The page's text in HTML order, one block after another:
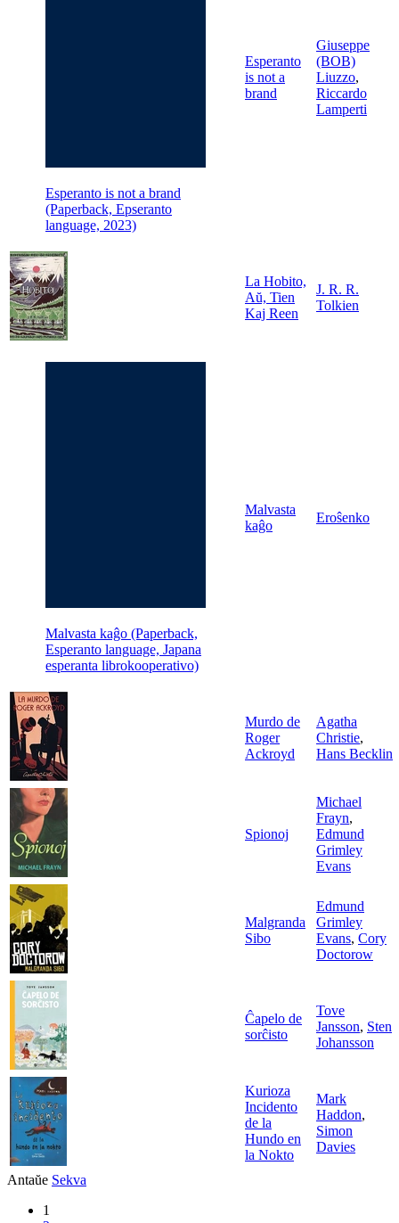
Esperanto is not a brand
(Paperback, Epseranto
language, 2023)
Esperanto
is not a
brand
Giuseppe
(BOB)
Liuzzo,
Riccardo
Lamperti
La Hobito,
Aŭ, Tien
Kaj Reen
J. R. R.
Tolkien
Malvasta kaĝo (Paperback,
Esperanto language, Japana
esperanta librokooperativo)
Malvasta
kaĝo
Eroŝenko
Murdo de
Roger
Ackroyd
Agatha
Christie,
Hans Becklin
Spionoj
Michael
Frayn,
Edmund
Grimley
Evans
Malgranda
Sibo
Edmund
Grimley
Evans, Cory
Doctorow
Ĉapelo de
sorĉisto
Tove
Jansson, Sten
Johansson
Kurioza
Incidento
de la
Hundo en
la Nokto
Mark
Haddon,
Simon
Davies
Antaŭe Sekva
1